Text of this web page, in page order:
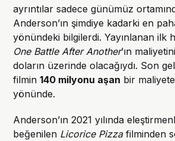
ayrıntılar sadece günümüz
Anderson’ın şimdiye kadarki en
yönündeki bilgilerdi. Yayınlanan ilk
One Battle After Another’ın
doların üzerinde olacağıydı. Son
filmin140 milyonu aşan bir
yönünde.
Anderson’ın 2021 yılında
beğenilen Licorice Pizzafilminden